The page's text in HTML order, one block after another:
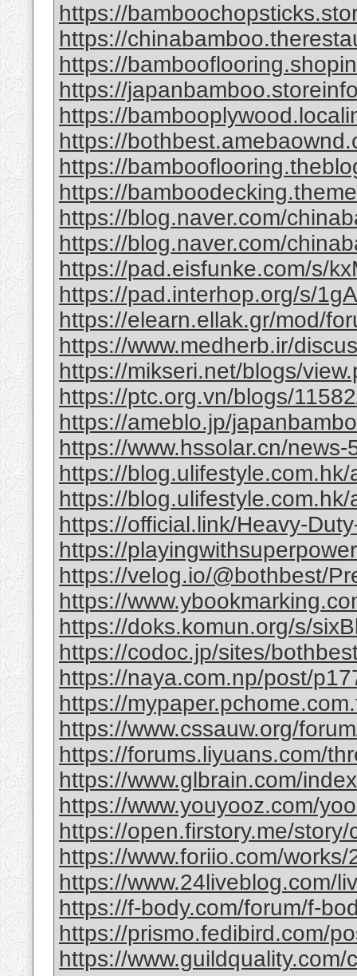
https://
https://
https://
https://
https://
https://
https://
https://
https://blog.naver.com/
https://blog.naver.com/
https://pad.eisfunke.com/s/
https://pad.interhop.org/s/
https://elearn.ellak.gr/mod/
https://www.medherb.ir/
https://mikseri.net/blogs/
https://ptc.org.vn/blogs/
https://ameblo.jp/
https://www.hssolar.cn/news-
https://
https://
https://official.link/Heavy-
https://
https://velog.io/@bothbest/
https://
https://doks.komun.org/s/
https://codoc.jp/sites/
https://naya.com.np/post/
https://
https://www.cssauw.org/
https://forums.liyuans.com/
https://www.glbrain.com/
https://www.youyooz.com/
https://open.firstory.me/
https://www.foriio.com/
https://www.24liveblog.com/
https://f-body.com/forum/f-
https://prismo.fedibird.com/
https://